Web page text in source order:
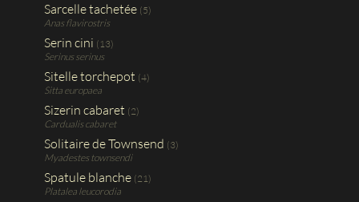
Sarcelle tachetée (5)
Anas flavirostris
Serin cini (13)
Serinus serinus
Sitelle torchepot (4)
Sitta europaea
Sizerin cabaret (2)
Cardualis cabaret
Solitaire de Townsend (3)
Myadestes townsendi
Spatule blanche (21)
Platalea leucorodia